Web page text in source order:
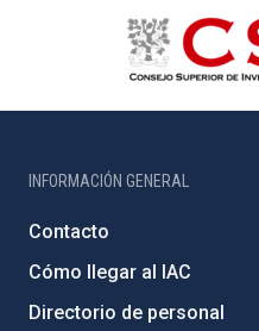
INFORMACIÓN GENERAL
Contacto
Cómo llegar al IAC
Directorio de personal